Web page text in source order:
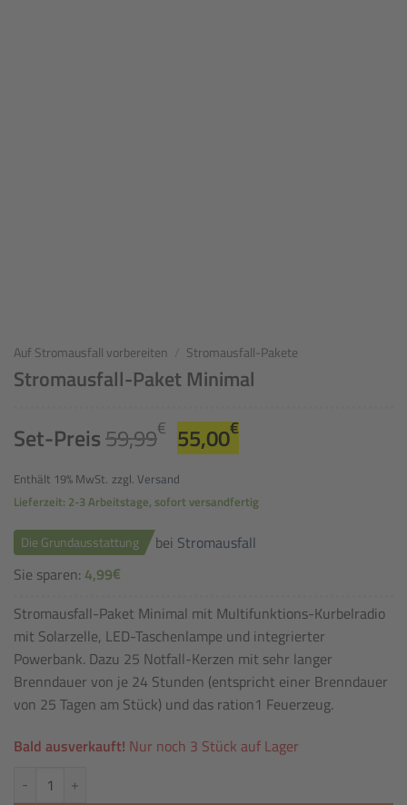
Auf Stromausfall vorbereiten Stromausfall-Pakete
Stromausfall-Paket Minimal
Set-Preis59,99€ Ursprünglicher
Preis
war:
59,99€
55,00€Aktueller
Preis
55,00€.
Enthält 19% MwSt. zzgl. Versand
Lieferzeit: 2-3 Arbeitstage, sofort versandfertig
Die Grundausstattung bei Stromausfall
Sie sparen: 4,99€
Stromausfall-Paket Minimal mit Multifunktions-Kurbelradio
mit Solarzelle, LED-Taschenlampe und integrierter
Powerbank. Dazu 25 Notfall-Kerzen mit sehr langer
Brenndauer von je 24 Stunden (entspricht einer Brenndauer
von 25 Tagen am Stück) und das ration1 Feuerzeug.
Bald ausverkauft! Nur noch 3 Stück auf Lager
Stromausfall-Paket Minimal Menge